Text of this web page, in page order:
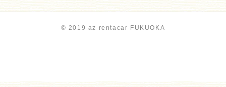
© 2019 az rentacar FUKUOKA